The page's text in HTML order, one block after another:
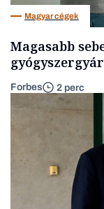
Magyar cégek
Magasabb
Forbes 2 perc